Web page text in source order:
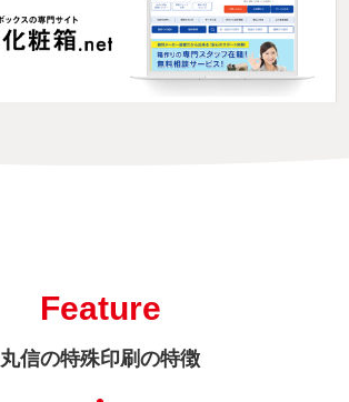
Feature
丸信の特殊印刷の特徴